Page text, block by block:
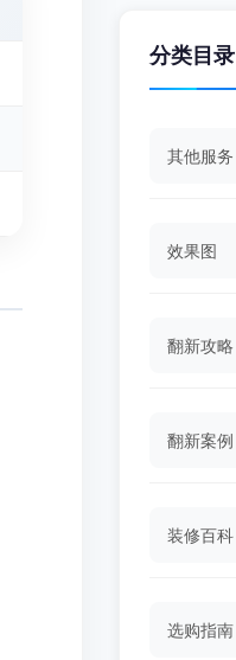
分类目录
其他服务
效果图
翻新攻略
翻新案例
装修百科
选购指南